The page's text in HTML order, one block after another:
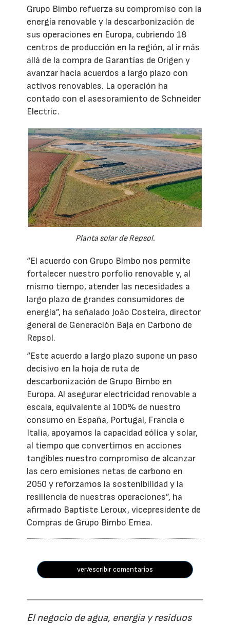
Grupo Bimbo refuerza su compromiso con la
energía renovable y la descarbonización de
sus operaciones en Europa, cubriendo 18
centros de producción en la región, al ir más
allá de la compra de Garantías de Origen y
avanzar hacia acuerdos a largo plazo con
activos renovables. La operación ha
contado con el asesoramiento de Schneider
Electric.
Planta solar de Repsol.
“El acuerdo con Grupo Bimbo nos permite
fortalecer nuestro porfolio renovable y, al
mismo tiempo, atender las necesidades a
largo plazo de grandes consumidores de
energía”, ha señalado João Costeira, director
general de Generación Baja en Carbono de
Repsol.
“Este acuerdo a largo plazo supone un paso
decisivo en la hoja de ruta de
descarbonización de Grupo Bimbo en
Europa. Al asegurar electricidad renovable a
escala, equivalente al 100% de nuestro
consumo en España, Portugal, Francia e
Italia, apoyamos la capacidad eólica y solar,
al tiempo que convertimos en acciones
tangibles nuestro compromiso de alcanzar
las cero emisiones netas de carbono en
2050 y reforzamos la sostenibilidad y la
resiliencia de nuestras operaciones”, ha
afirmado Baptiste Leroux, vicepresidente de
Compras de Grupo Bimbo Emea.
ver/escribir comentarios
El negocio de agua, energía y residuos